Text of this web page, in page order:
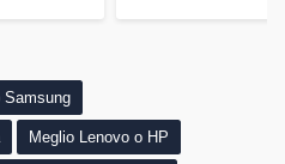
Samsung
Meglio Lenovo o HP